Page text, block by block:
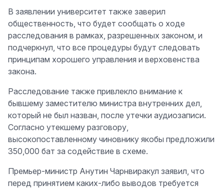
В заявлении университет также заверил
общественность, что будет сообщать о ходе
расследования в рамках, разрешенных законом, и
подчеркнул, что все процедуры будут следовать
принципам хорошего управления и верховенства
закона.
Расследование также привлекло внимание к
бывшему заместителю министра внутренних дел,
который не был назван, после утечки аудиозаписи.
Согласно утекшему разговору,
высокопоставленному чиновнику якобы предложили
350,000 бат за содействие в схеме.
Премьер-министр Анутин Чарнвиракул заявил, что
перед принятием каких-либо выводов требуется